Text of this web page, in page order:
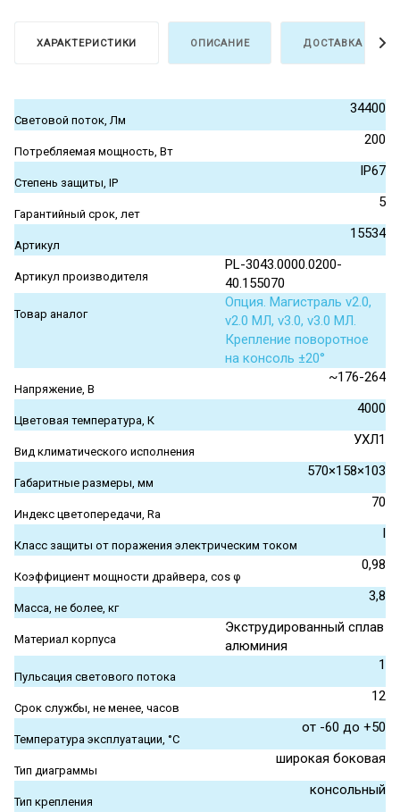
ХАРАКТЕРИСТИКИ ОПИСАНИЕ ДОСТАВКА И
Световой поток, Лм
34400
Потребляемая мощность, Вт
200
Степень защиты, IP
IP67
Гарантийный срок, лет
5
Артикул
15534
Артикул производителя
PL-3043.0000.0200-
40.155070
Товар аналог
Опция. Магистраль v2.0,
v2.0 МЛ, v3.0, v3.0 МЛ.
Крепление поворотное
на консоль ±20°
Напряжение, В
~176-264
Цветовая температура, К
4000
Вид климатического исполнения
УХЛ1
Габаритные размеры, мм
570×158×103
Индекс цветопередачи, Ra
70
Класс защиты от поражения электрическим током
I
Коэффициент мощности драйвера, cos φ
0,98
Масса, не более, кг
3,8
Материал корпуса
Экструдированный сплав
алюминия
Пульсация светового потока
1
Срок службы, не менее, часов
12
Температура эксплуатации, °С
от -60 до +50
Тип диаграммы
широкая боковая
Тип крепления
консольный